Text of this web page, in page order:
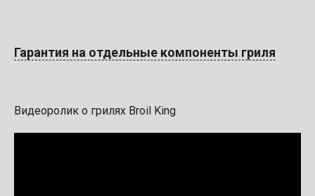
Гарантия на отдельные компоненты гриля
Видеоролик о грилях Broil King